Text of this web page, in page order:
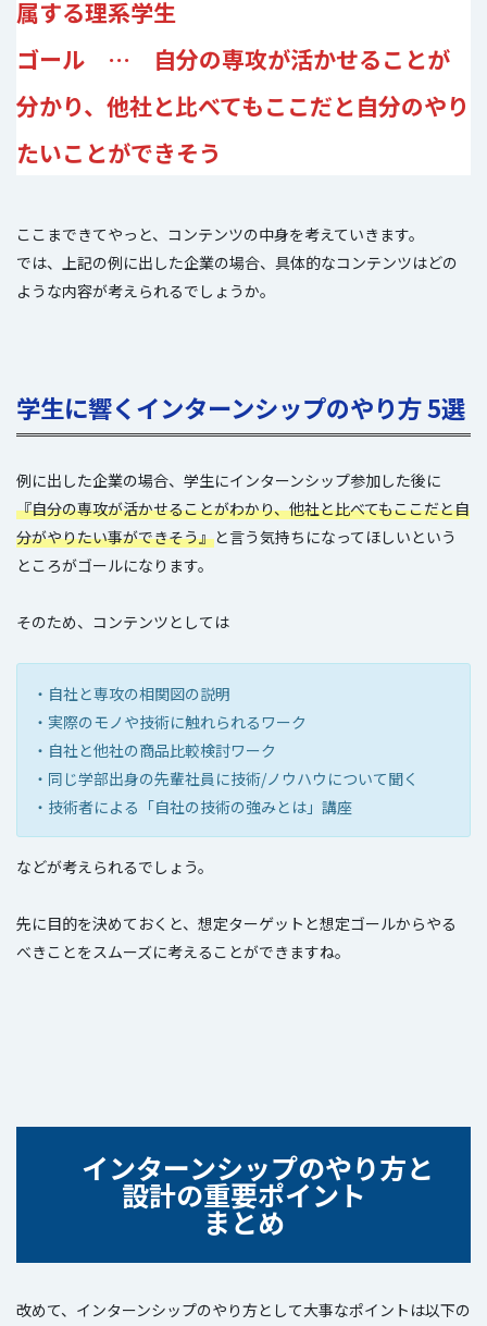
属する理系学生
ゴール … 自分の専攻が活かせることが
分かり、他社と比べてもここだと自分のやり
たいことができそう
ここまできてやっと、コンテンツの中身を考えていきます。
では、上記の例に出した企業の場合、具体的なコンテンツはどの
ような内容が考えられるでしょうか。
学生に響くインターンシップのやり方 5選
例に出した企業の場合、学生にインターンシップ参加した後に
『自分の専攻が活かせることがわかり、他社と比べてもここだと自
分がやりたい事ができそう』と言う気持ちになってほしいという
ところがゴールになります。
そのため、コンテンツとしては
・自社と専攻の相関図の説明
・実際のモノや技術に触れられるワーク
・自社と他社の商品比較検討ワーク
・同じ学部出身の先輩社員に技術/ノウハウについて聞く
・技術者による「自社の技術の強みとは」講座
などが考えられるでしょう。
先に目的を決めておくと、想定ターゲットと想定ゴールからやる
べきことをスムーズに考えることができますね。
インターンシップのやり方と
設計の重要ポイント
まとめ
改めて、インターンシップのやり方として大事なポイントは以下の